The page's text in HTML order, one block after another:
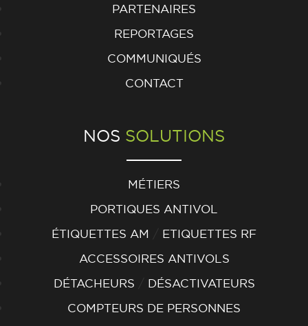
PARTENAIRES
REPORTAGES
COMMUNIQUÉS
CONTACT
NOS SOLUTIONS
MÉTIERS
PORTIQUES ANTIVOL
ÉTIQUETTES AM
ETIQUETTES RF
ACCESSOIRES ANTIVOLS
DÉTACHEURS
DÉSACTIVATEURS
COMPTEURS DE PERSONNES